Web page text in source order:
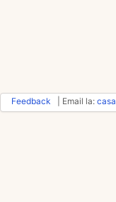
Feedback | Email la: